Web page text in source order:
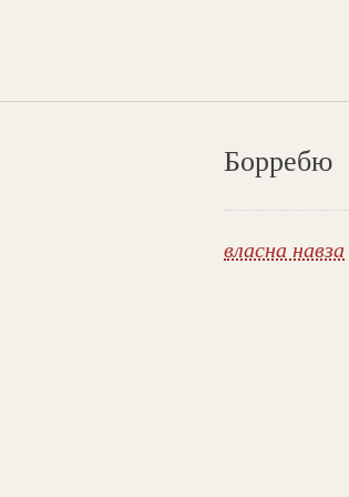
Борребю
власна навза